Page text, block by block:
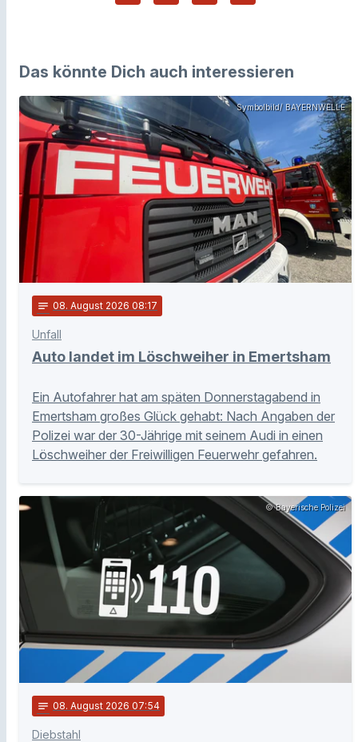
Das könnte Dich auch interessieren
Symbolbild/ BAYERNWELLE
notes 08. August 2026 08:17
Unfall
Auto landet im Löschweiher in Emertsham
Ein Autofahrer hat am späten Donnerstagabend in
Emertsham großes Glück gehabt: Nach Angaben der
Polizei war der 30-Jährige mit seinem Audi in einen
Löschweiher der Freiwilligen Feuerwehr gefahren.
© Bayerische Polizei
notes 08. August 2026 07:54
Diebstahl